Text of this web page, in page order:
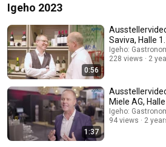
Igeho 2023
0:56
Igeho:
228 views
2
1:37
Miele AG,
Igeho:
94 views
2